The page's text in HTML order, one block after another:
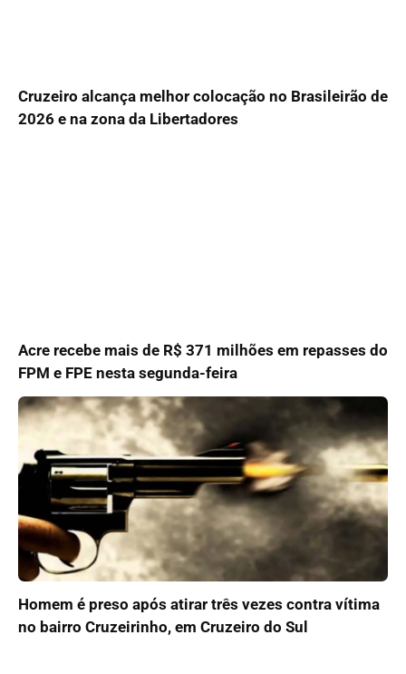
Cruzeiro alcança melhor colocação no Brasileirão de
2026 e na zona da Libertadores
Acre recebe mais de R$ 371 milhões em repasses do
FPM e FPE nesta segunda-feira
Homem é preso após atirar três vezes contra vítima
no bairro Cruzeirinho, em Cruzeiro do Sul